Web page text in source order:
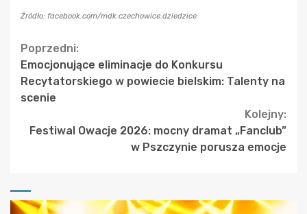
Źródło: facebook.com/mdk.czechowice.dziedzice
Continue
Reading
Poprzedni:
Emocjonujące eliminacje do Konkursu
Recytatorskiego w powiecie bielskim: Talenty na
scenie
Kolejny:
Festiwal Owacje 2026: mocny dramat „Fanclub”
w Pszczynie porusza emocje